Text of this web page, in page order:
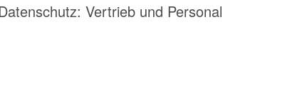
Vertrieb und Personal